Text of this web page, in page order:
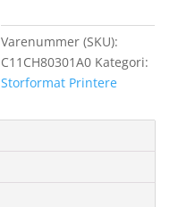
Dobbelt
rulle
storformatprinter
PS
Varenummer (SKU):
C11CH80301A0 Kategori:
Storformat Printere